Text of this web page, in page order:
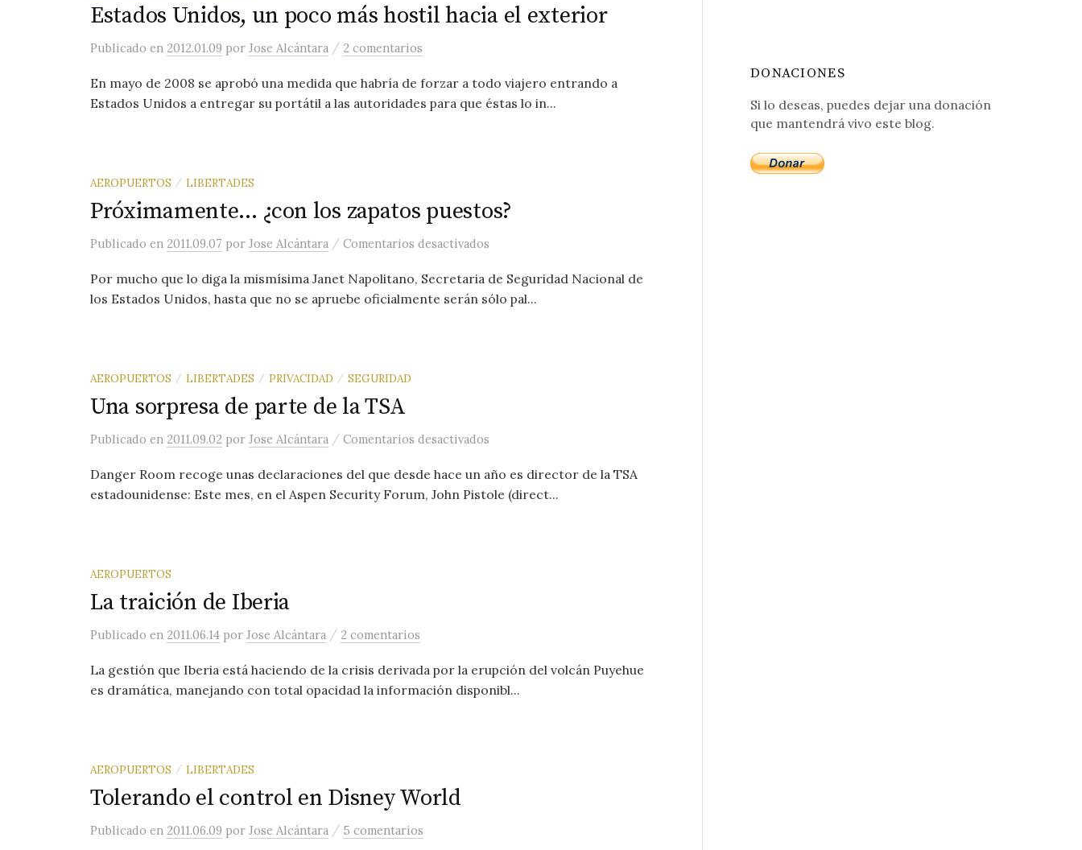
Estados Unidos, un poco más hostil hacia el exterior
Publicado en 2012.01.09 por Jose Alcántara / 2 comentarios
En mayo de 2008 se aprobó una medida que habría de forzar a todo viajero entrando a
Estados Unidos a entregar su portátil a las autoridades para que éstas lo in...
AEROPUERTOS / LIBERTADES
Próximamente… ¿con los zapatos puestos?
Publicado en 2011.09.07 por Jose Alcántara / Comentarios desactivados
Por mucho que lo diga la mismísima Janet Napolitano, Secretaria de Seguridad Nacional de
los Estados Unidos, hasta que no se apruebe oficialmente serán sólo pal...
AEROPUERTOS / LIBERTADES / PRIVACIDAD / SEGURIDAD
Una sorpresa de parte de la TSA
Publicado en 2011.09.02 por Jose Alcántara / Comentarios desactivados
Danger Room recoge unas declaraciones del que desde hace un año es director de la TSA
estadounidense: Este mes, en el Aspen Security Forum, John Pistole (direct...
AEROPUERTOS
La traición de Iberia
Publicado en 2011.06.14 por Jose Alcántara / 2 comentarios
La gestión que Iberia está haciendo de la crisis derivada por la erupción del volcán Puyehue
es dramática, manejando con total opacidad la información disponibl...
AEROPUERTOS / LIBERTADES
Tolerando el control en Disney World
Publicado en 2011.06.09 por Jose Alcántara / 5 comentarios
DONACIONES
Si lo deseas, puedes dejar una donación
que mantendrá vivo este blog.